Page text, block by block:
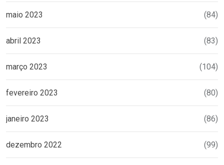
maio 2023 (84)
abril 2023 (83)
março 2023 (104)
fevereiro 2023 (80)
janeiro 2023 (86)
dezembro 2022 (99)